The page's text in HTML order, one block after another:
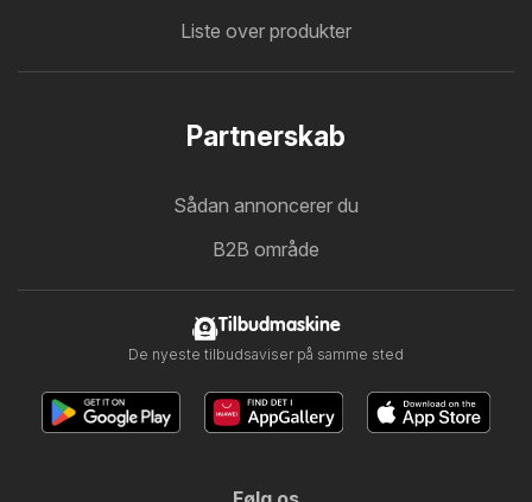
Liste over produkter
Partnerskab
Sådan annoncerer du
B2B område
Tilbudmaskine
De nyeste tilbudsaviser på samme sted